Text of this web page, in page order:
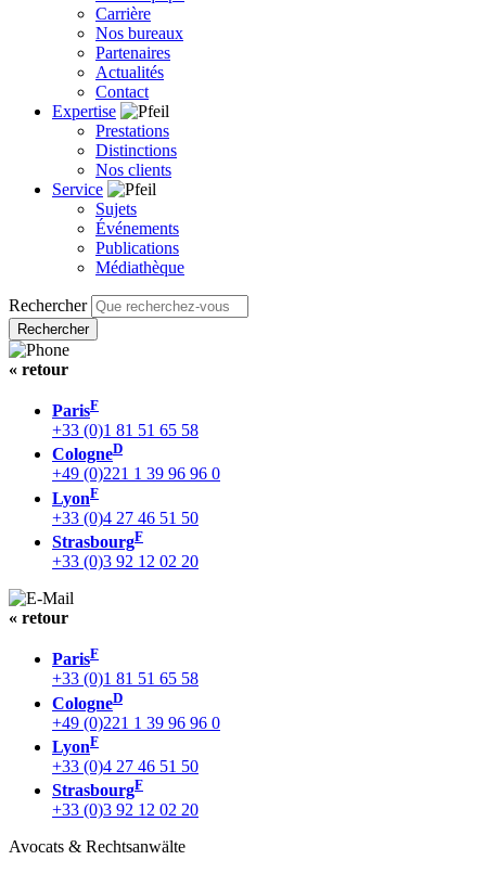
Carrière
Nos bureaux
Partenaires
Actualités
Contact
Expertise
Prestations
Distinctions
Nos clients
Service
Sujets
Événements
Publications
Médiathèque
Rechercher
« retour
ParisF
+33 (0)1 81 51 65 58
CologneD
+49 (0)221 1 39 96 96 0
LyonF
+33 (0)4 27 46 51 50
StrasbourgF
+33 (0)3 92 12 02 20
« retour
ParisF
+33 (0)1 81 51 65 58
CologneD
+49 (0)221 1 39 96 96 0
LyonF
+33 (0)4 27 46 51 50
StrasbourgF
+33 (0)3 92 12 02 20
Avocats & Rechtsanwälte